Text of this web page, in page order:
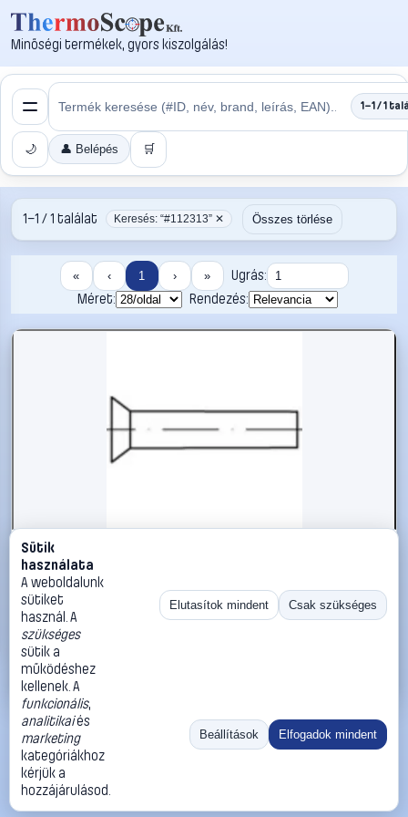
Minőségi termékek, gyors kiszolgálás!
1–1 / 1
🌙 👤 Belépés 🛒
1–1 / 1 találat Keresés: “#112313” ✕ Összes törlése
« ‹ 1 › »
Ugrás:
Méret:
Rendezés:
#112313
TOOLCRAFT 112313 Süllyesztett szegecs (Ø x H) 6 mm x 20
mm Acél 500 db
TOOLCRAFT Szegecsek
14 990 Ft
Kosárba
«
Ugrás:
Méret:
Rendezés:
©2026
ThermoScope
ÁSZF
Cégbemutató
Sütik
használata
A weboldalunk
sütiket
használ. A
szükséges
sütik a
működéshez
kellenek. A
funkcionális,
analitikaiés
marketing
kategóriákhoz
kérjük a
hozzájárulásod.
Elutasítok mindent Csak szükséges
Beállítások Elfogadok mindent